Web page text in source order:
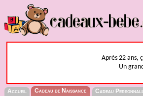
Après 22 ans,
Un
Accueil Cadeau de Naissance Cadeau